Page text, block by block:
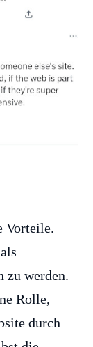
Vorteile.
zu werden.
Rolle,
durch